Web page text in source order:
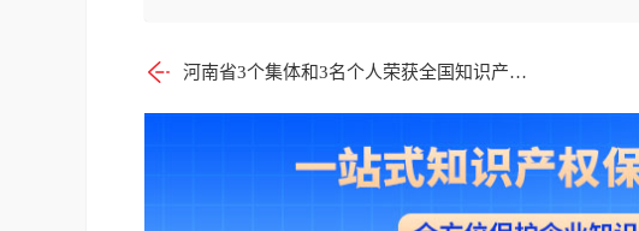
河南省3个集体和3名个人荣获全国知识产权系统先进集体和先进个人称号